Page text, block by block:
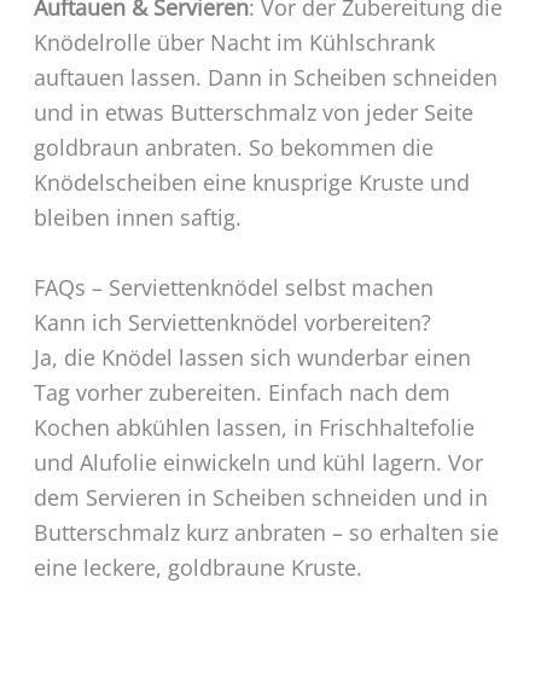
Auftauen & Servieren: Vor der Zubereitung die
Knödelrolle über Nacht im Kühlschrank
auftauen lassen. Dann in Scheiben schneiden
und in etwas Butterschmalz von jeder Seite
goldbraun anbraten. So bekommen die
Knödelscheiben eine knusprige Kruste und
bleiben innen saftig.
FAQs – Serviettenknödel selbst machen
Kann ich Serviettenknödel vorbereiten?
Ja, die Knödel lassen sich wunderbar einen
Tag vorher zubereiten. Einfach nach dem
Kochen abkühlen lassen, in Frischhaltefolie
und Alufolie einwickeln und kühl lagern. Vor
dem Servieren in Scheiben schneiden und in
Butterschmalz kurz anbraten – so erhalten sie
eine leckere, goldbraune Kruste.